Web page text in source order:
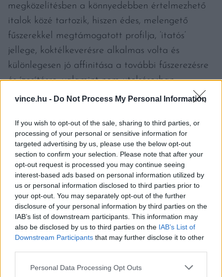
vince.hu - Do Not Process My Personal Information
If you wish to opt-out of the sale, sharing to third parties, or
processing of your personal or sensitive information for
targeted advertising by us, please use the below opt-out
section to confirm your selection. Please note that after your
opt-out request is processed you may continue seeing
interest-based ads based on personal information utilized by
us or personal information disclosed to third parties prior to
your opt-out. You may separately opt-out of the further
disclosure of your personal information by third parties on the
IAB’s list of downstream participants. This information may
also be disclosed by us to third parties on the IAB’s List of
Downstream Participants that may further disclose it to other
Please note that this website/app uses one or more Google
Personal Data Processing Opt Outs
megközelítésben a könnyedebben értelmezhető
italok közé tartozik, hiszen édes, melengető
fűszerekkel megtámogatott profilja, ’itatós’
jellege, koktélkeverésre alkalmas volta és
különlegesen jó affinitása a további fűszerezésre
és ízesítésre, valamint nem utolsósorban
érlelhetősége azt eredményezi, hogy minden
változatot.
A RUM STÍLUSAI
A kívánt aromaprofil elérésének egyik
kulcskérdése a melasz fermentációjának
gyorsasága. Minél hosszabb ideig történik a
vízzel felhígított sűrű massza erjesztése, annál
több aromaképző vegyület halmozódik fel a